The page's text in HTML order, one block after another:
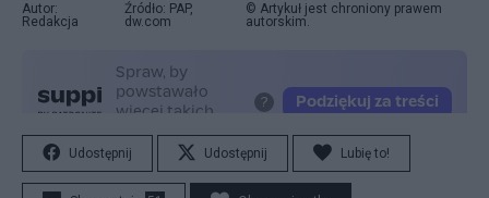
Autor:
Redakcja
Źródło: PAP,
dw.com
© Artykuł jest chroniony prawem
autorskim.
Udostępnij Udostępnij Lubię to!